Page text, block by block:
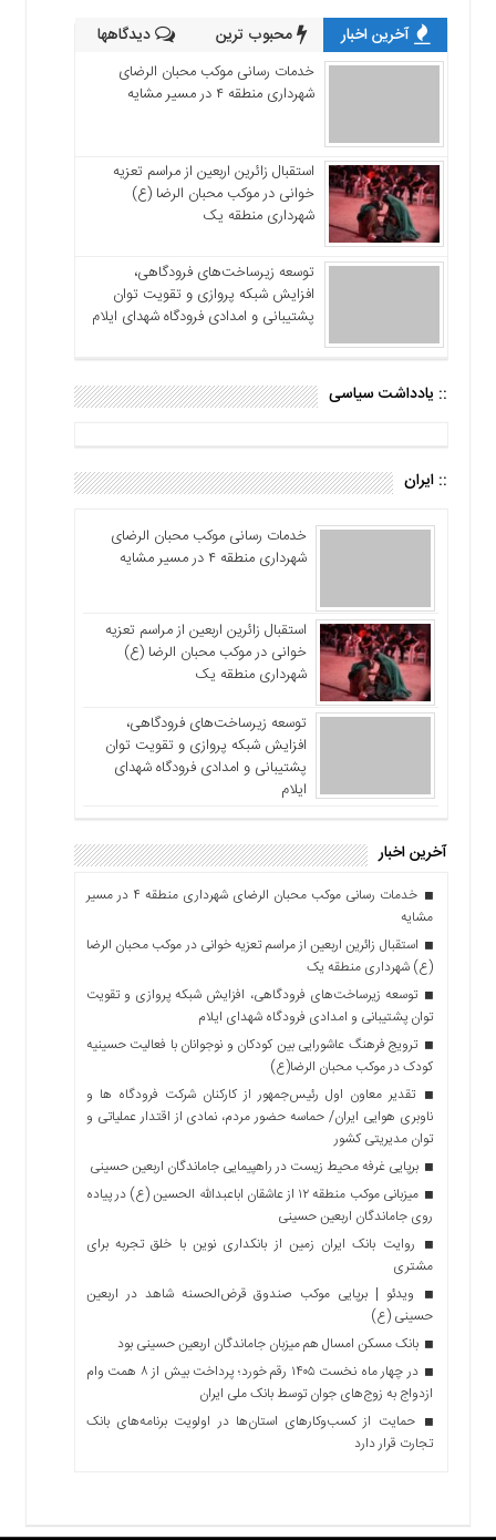
آخرین اخبار محبوب ترین دیدگاهها
خدمات رسانی موکب محبان الرضای
شهرداری منطقه ۴ در مسیر مشایه
استقبال زائرین اربعین از مراسم تعزیه
خوانی در موکب محبان الرضا (ع)
شهرداری منطقه یک
توسعه زیرساخت‌های فرودگاهی،
افزایش شبکه پروازی و تقویت توان
پشتیبانی و امدادی فرودگاه شهدای ایلام
:: یادداشت سیاسی
:: ایران
خدمات رسانی موکب محبان الرضای
شهرداری منطقه ۴ در مسیر مشایه
استقبال زائرین اربعین از مراسم تعزیه
خوانی در موکب محبان الرضا (ع)
شهرداری منطقه یک
توسعه زیرساخت‌های فرودگاهی،
افزایش شبکه پروازی و تقویت توان
پشتیبانی و امدادی فرودگاه شهدای
ایلام
آخرین اخبار
خدمات رسانی موکب محبان الرضای شهرداری منطقه ۴ در مسیر
مشایه
استقبال زائرین اربعین از مراسم تعزیه خوانی در موکب محبان الرضا
(ع) شهرداری منطقه یک
توسعه زیرساخت‌های فرودگاهی، افزایش شبکه پروازی و تقویت
توان پشتیبانی و امدادی فرودگاه شهدای ایلام
ترویج فرهنگ عاشورایی بین کودکان و نوجوانان با فعالیت حسینیه
کودک در موکب محبان الرضا(ع)
تقدیر معاون اول رئیس‌جمهور از کارکنان شرکت فرودگاه ها و
ناوبری هوایی ایران/ حماسه حضور مردم، نمادی از اقتدار عملیاتی و
توان مدیریتی کشور
برپایی غرفه محیط زیست در راهپیمایی جاماندگان اربعین حسینی
میزبانی موکب منطقه ۱۲ از عاشقان اباعبدالله الحسین (ع) در پیاده
روی جاماندگان اربعین حسینی
روایت بانک ایران زمین از بانکداری نوین با خلق تجربه برای
مشتری
ویدئو | برپایی موکب صندوق قرض‌الحسنه شاهد در اربعین
حسینی (ع)
بانک مسکن امسال هم میزبان جاماندگان اربعین حسینی بود
در چهار ماه نخست ۱۴۰۵ رقم خورد؛ پرداخت بیش از ۸ همت وام
ازدواج به زوج‌های جوان توسط بانک ملی ایران
حمایت از کسب‌وکارهای استان‌ها در اولویت برنامه‌های بانک
تجارت قرار دارد